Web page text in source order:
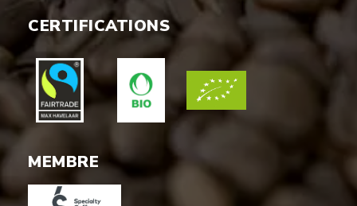
CERTIFICATIONS
MEMBRE